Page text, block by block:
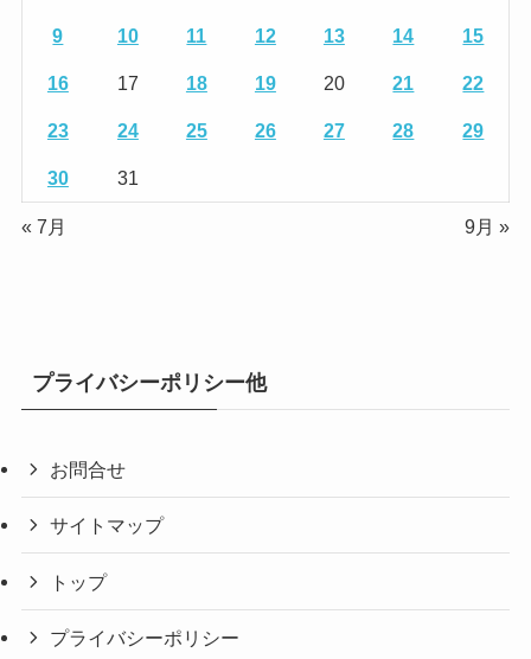
9 10 11 12 13 14 15
16 17 18 19 20 21 22
23 24 25 26 27 28 29
30 31
« 7月 9月 »
プライバシーポリシー他
お問合せ
サイトマップ
トップ
プライバシーポリシー